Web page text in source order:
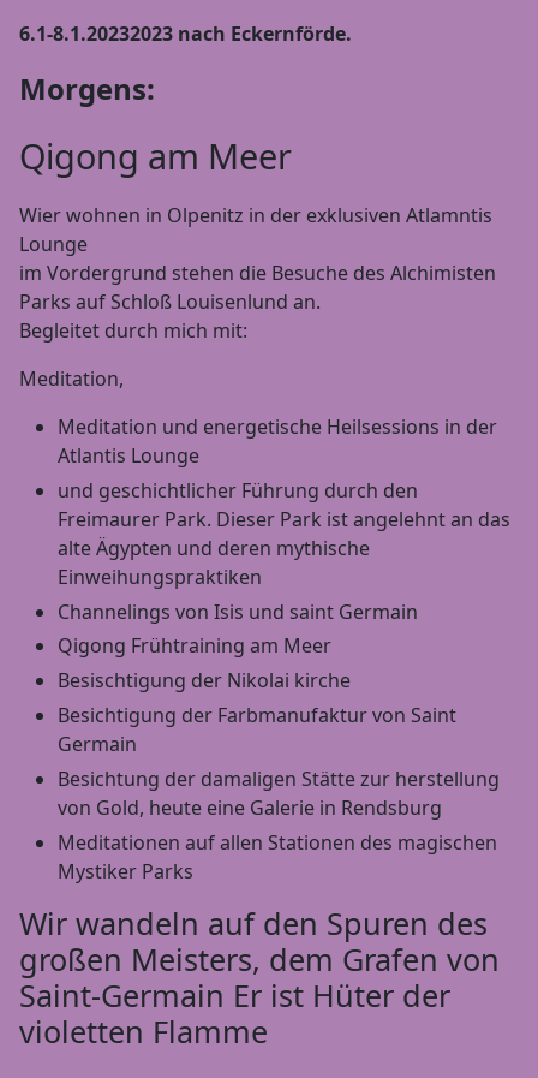
6.1-8.1.20232023 nach Eckernförde.
Morgens:
Qigong am Meer
Wier wohnen in Olpenitz in der exklusiven Atlamntis
Lounge
im Vordergrund stehen die Besuche des Alchimisten
Parks auf Schloß Louisenlund an.
Begleitet durch mich mit:
Meditation,
Meditation und energetische Heilsessions in der
Atlantis Lounge
und geschichtlicher Führung durch den
Freimaurer Park. Dieser Park ist angelehnt an das
alte Ägypten und deren mythische
Einweihungspraktiken
Channelings von Isis und saint Germain
Qigong Frühtraining am Meer
Besischtigung der Nikolai kirche
Besichtigung der Farbmanufaktur von Saint
Germain
Besichtung der damaligen Stätte zur herstellung
von Gold, heute eine Galerie in Rendsburg
Meditationen auf allen Stationen des magischen
Mystiker Parks
Wir wandeln auf den Spuren des
großen Meisters, dem Grafen von
Saint-Germain Er ist Hüter der
violetten Flamme